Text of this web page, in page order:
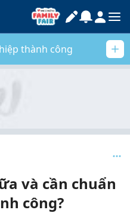
thành công
và cần chuẩn
công?